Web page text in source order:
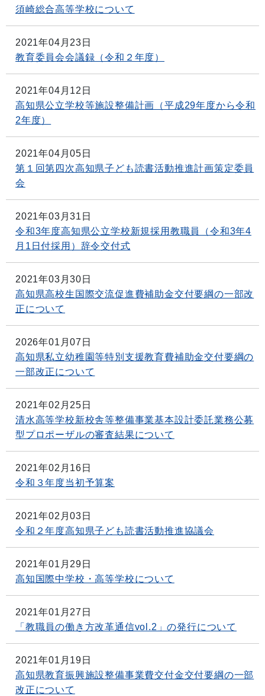
須崎総合高等学校について
2021年04月23日
教育委員会会議録（令和２年度）
2021年04月12日
高知県公立学校等施設整備計画（平成29年度から令和
2年度）
2021年04月05日
第１回第四次高知県子ども読書活動推進計画策定委員
会
2021年03月31日
令和3年度高知県公立学校新規採用教職員（令和3年4
月1日付採用）辞令交付式
2021年03月30日
高知県高校生国際交流促進費補助金交付要綱の一部改
正について
2026年01月07日
高知県私立幼稚園等特別支援教育費補助金交付要綱の
一部改正について
2021年02月25日
清水高等学校新校舎等整備事業基本設計委託業務公募
型プロポーザルの審査結果について
2021年02月16日
令和３年度当初予算案
2021年02月03日
令和２年度高知県子ども読書活動推進協議会
2021年01月29日
高知国際中学校・高等学校について
2021年01月27日
「教職員の働き方改革通信vol.2」の発行について
2021年01月19日
高知県教育振興施設整備事業費交付金交付要綱の一部
改正について